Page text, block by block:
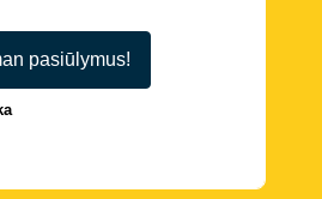
pasiūlymus!